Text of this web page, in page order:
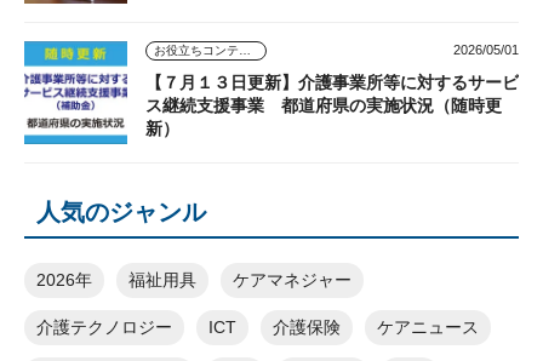
お役立ちコンテンツ 2026/05/01
【７月１３日更新】介護事業所等に対するサービ
ス継続支援事業 都道府県の実施状況（随時更
新）
人気のジャンル
2026年 福祉用具 ケアマネジャー
介護テクノロジー ICT 介護保険 ケアニュース